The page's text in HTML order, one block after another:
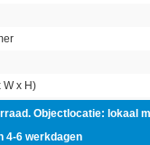
W x H)
Objectlocatie: lokaal
4-6 werkdagen